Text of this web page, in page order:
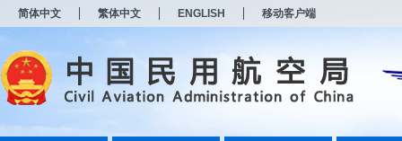
简体中文 繁体中文 ENGLISH 移动客户端
打
开
无
障
说